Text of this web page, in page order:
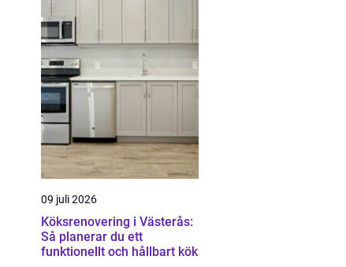
09 juli 2026
Köksrenovering i Västerås:
Så planerar du ett
funktionellt och hållbart kök